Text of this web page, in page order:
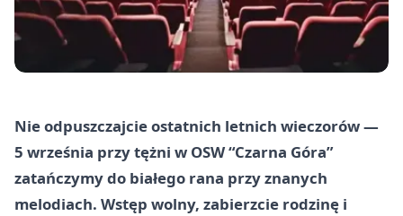
Nie odpuszczajcie ostatnich letnich wieczorów —
5 września przy tężni w OSW “Czarna Góra”
zatańczymy do białego rana przy znanych
melodiach. Wstęp wolny, zabierzcie rodzinę i